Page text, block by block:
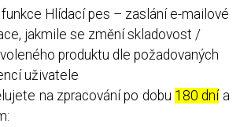
Hlídací pes – zaslání e-mailové
jakmile se změní skladovost /
produktu dle požadovaných
uživatele
na zpracování po dobu 180 dnía